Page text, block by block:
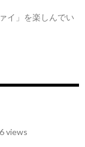
イ」を楽しんでい
views